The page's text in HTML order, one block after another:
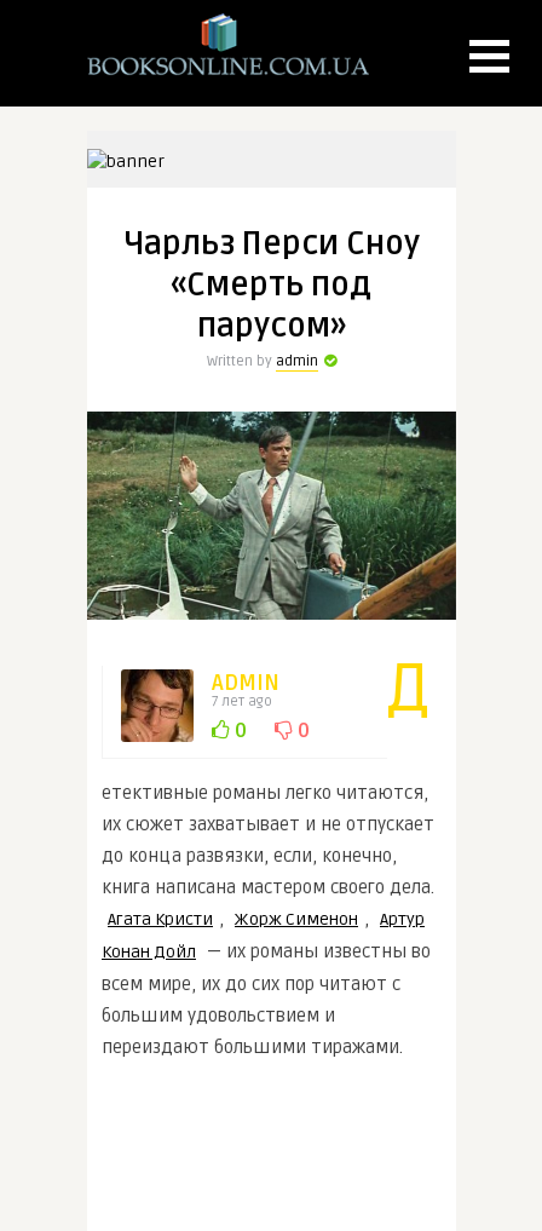
Чарльз Перси Сноу
«Смерть под
парусом»
Written by admin
ADMIN
7 лет ago
0 0
Д
етективные романы легко читаются,
их сюжет захватывает и не отпускает
до конца развязки, если, конечно,
книга написана мастером своего дела.
Агата Кристи Жорж Сименон
Артур
Конан Дойл
— их романы известны во
всем мире, их до сих пор читают с
большим удовольствием и
переиздают большими тиражами.